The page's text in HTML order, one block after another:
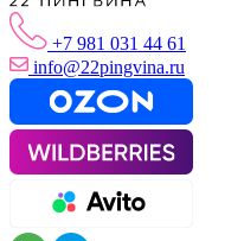
+7 981 031 44 61
info@22pingvina.ru